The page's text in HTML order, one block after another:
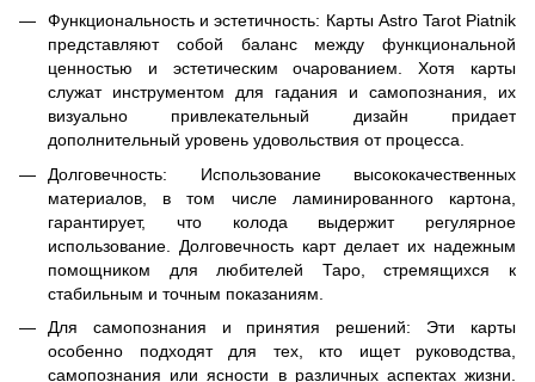
Функциональность и эстетичность: Карты Astro Tarot Piatnik
представляют собой баланс между функциональной
ценностью и эстетическим очарованием. Хотя карты
служат инструментом для гадания и самопознания, их
визуально привлекательный дизайн придает
дополнительный уровень удовольствия от процесса.
Долговечность: Использование высококачественных
материалов, в том числе ламинированного картона,
гарантирует, что колода выдержит регулярное
использование. Долговечность карт делает их надежным
помощником для любителей Таро, стремящихся к
стабильным и точным показаниям.
Для самопознания и принятия решений: Эти карты
особенно подходят для тех, кто ищет руководства,
самопознания или ясности в различных аспектах жизни.